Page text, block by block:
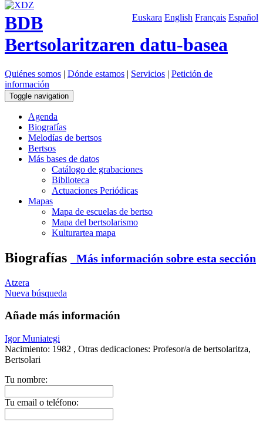
Euskara English Français Español
BDB
Bertsolaritzaren datu-basea
Quiénes somos | Dónde estamos | Servicios | Petición de
información
Toggle navigation
Agenda
Biografías
Melodías de bertsos
Bertsos
Más bases de datos
Catálogo de grabaciones
Biblioteca
Actuaciones Periódicas
Mapas
Mapa de escuelas de bertso
Mapa del bertsolarismo
Kulturartea mapa
Biografías Más información sobre esta sección
Atzera
Nueva búsqueda
Añade más información
Igor Muniategi
Nacimiento: 1982 , Otras dedicaciones: Profesor/a de bertsolaritza,
Bertsolari
Tu nombre:
Tu email o teléfono: